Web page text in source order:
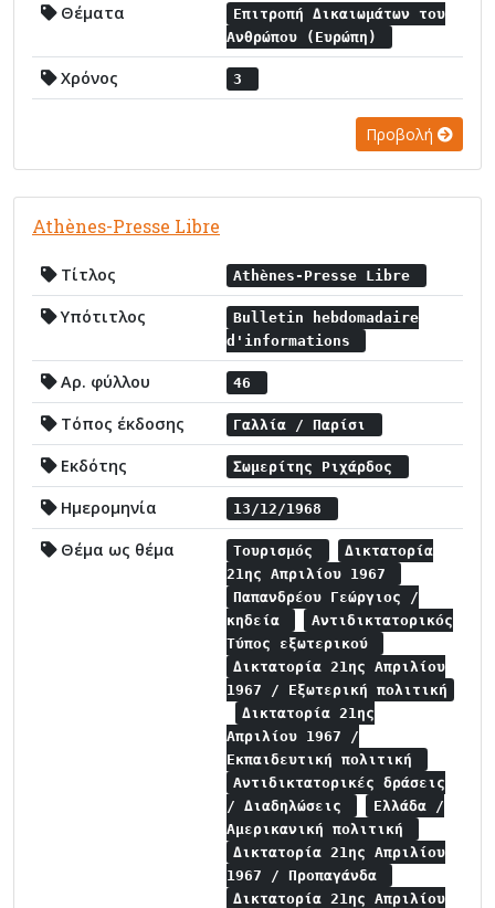
Θέματα
Επιτροπή Δικαιωμάτων του
Ανθρώπου (Ευρώπη)
Χρόνος 3
Προβολή
Athènes-Presse Libre
Τίτλος Athènes-Presse Libre
Υπότιτλος
Bulletin hebdomadaire
d'informations
Αρ. φύλλου 46
Τόπος έκδοσης Γαλλία / Παρίσι
Εκδότης Σωμερίτης Ριχάρδος
Ημερομηνία 13/12/1968
Θέμα ως θέμα Τουρισμός
Δικτατορία
21ης Απριλίου 1967
Παπανδρέου Γεώργιος /
κηδεία
Αντιδικτατορικός
Τύπος εξωτερικού
Δικτατορία 21ης Απριλίου
1967 / Εξωτερική πολιτική
Δικτατορία 21ης
Απριλίου 1967 /
Εκπαιδευτική πολιτική
Αντιδικτατορικές δράσεις
/ Διαδηλώσεις
Ελλάδα /
Αμερικανική πολιτική
Δικτατορία 21ης Απριλίου
1967 / Προπαγάνδα
Δικτατορία 21ης Απριλίου